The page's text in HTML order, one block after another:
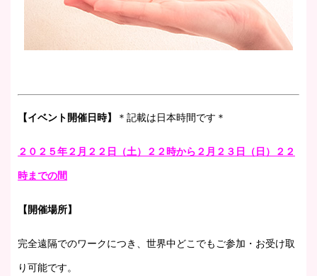
【イベント開催日時】 ＊記載は日本時間です＊
２０２５年２月２２日（土）２２時から２月２３日（日）２２
時までの間
【開催場所】
完全遠隔でのワークにつき、世界中どこでもご参加・お受け取
り可能です。